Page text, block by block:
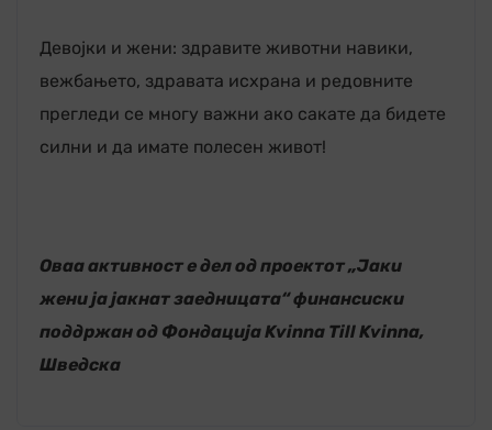
Девојки и жени: здравите животни навики,
вежбањето, здравата исхрана и редовните
прегледи се многу важни ако сакате да бидете
силни и да имате полесен живот!
Оваа активност е дел од проектот „Јаки
жени ја јакнат заедницата“ финансиски
поддржан од Фондација Kvinna Till Kvinna,
Шведска